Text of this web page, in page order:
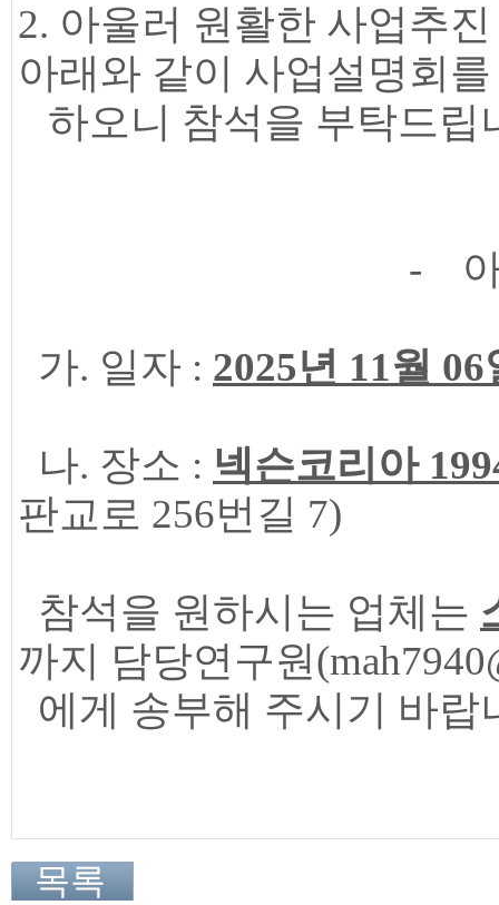
2. 아울러 원활한 사업추
아래와 같이 사업설명회
하오니 참석을 부탁드립
- 아
가. 일자 : 2025년 11월 06
나. 장소 : 넥슨코리아
판교로 256번길 7)
참석을 원하시는 업체는
까지 담당연구원
에게 송부해 주시기 바랍
목록